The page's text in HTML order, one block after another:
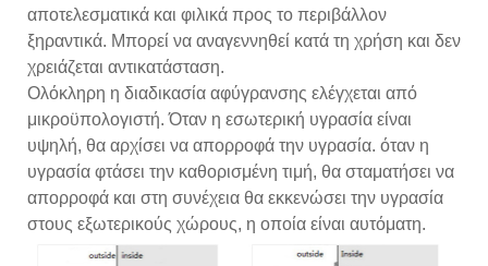
αποτελεσματικά και φιλικά προς το περιβάλλον
ξηραντικά. Μπορεί να αναγεννηθεί κατά τη χρήση και δεν
χρειάζεται αντικατάσταση.
Ολόκληρη η διαδικασία αφύγρανσης ελέγχεται από
μικροϋπολογιστή. Όταν η εσωτερική υγρασία είναι
υψηλή, θα αρχίσει να απορροφά την υγρασία. όταν η
υγρασία φτάσει την καθορισμένη τιμή, θα σταματήσει να
απορροφά και στη συνέχεια θα εκκενώσει την υγρασία
στους εξωτερικούς χώρους, η οποία είναι αυτόματη.